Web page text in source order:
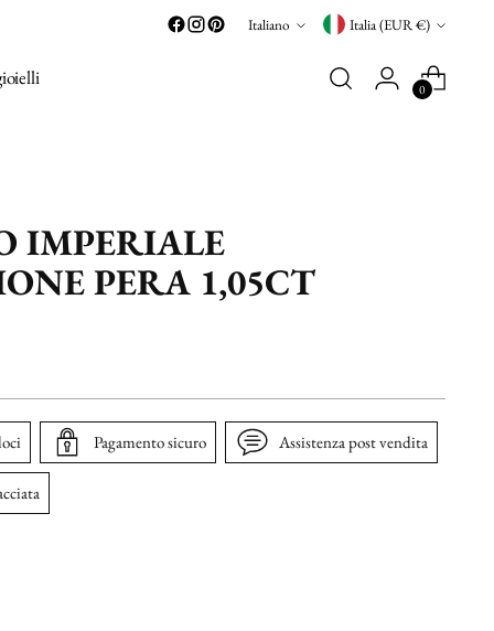
Lingua
Italiano Valuta Italia (EUR €)
0
IMPERIALE
PERA 1,05CT
Pagamento sicuro Assistenza post vendita